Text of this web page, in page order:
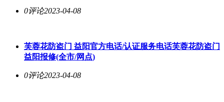
0评论2023-04-08
芙蓉花防盗门 益阳官方电话/认证服务电话芙蓉花防盗门
益阳报修(全市/网点)
0评论2023-04-08